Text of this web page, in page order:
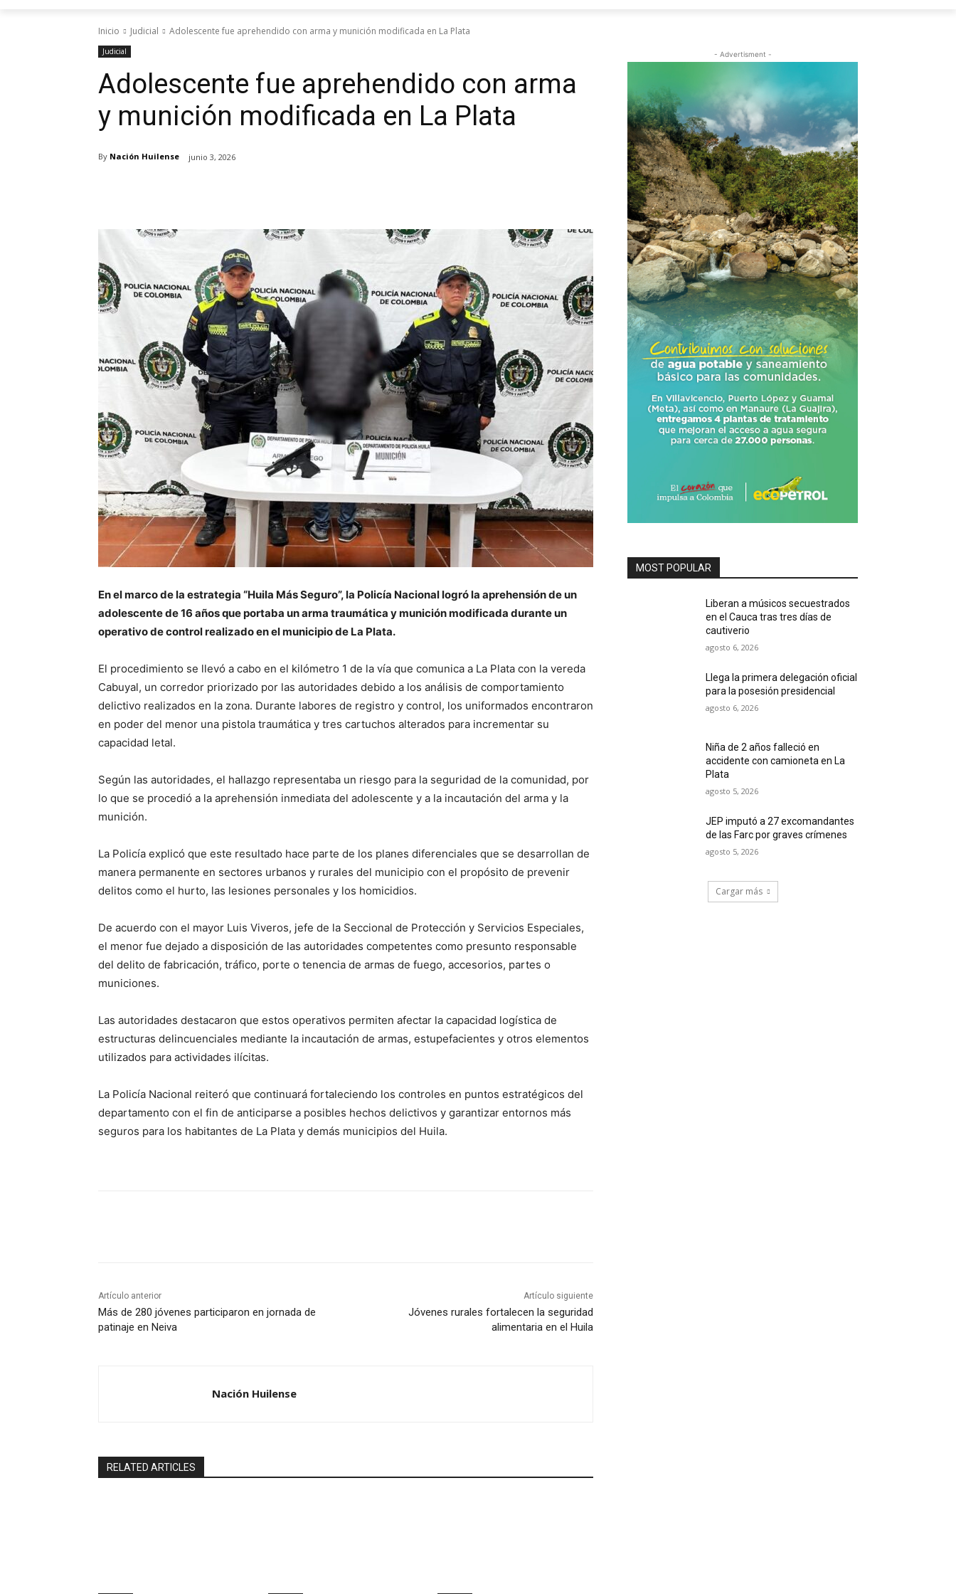
Inicio Judicial Adolescente fue aprehendido con arma y munición modificada en La Plata
Judicial
Adolescente fue aprehendido con arma
y munición modificada en La Plata
By Nación Huilense junio 3, 2026
En el marco de la estrategia “Huila Más Seguro”, la Policía Nacional logró la aprehensión de un
adolescente de 16 años que portaba un arma traumática y munición modificada durante un
operativo de control realizado en el municipio de La Plata.
El procedimiento se llevó a cabo en el kilómetro 1 de la vía que comunica a La Plata con la vereda
Cabuyal, un corredor priorizado por las autoridades debido a los análisis de comportamiento
delictivo realizados en la zona. Durante labores de registro y control, los uniformados encontraron
en poder del menor una pistola traumática y tres cartuchos alterados para incrementar su
capacidad letal.
Según las autoridades, el hallazgo representaba un riesgo para la seguridad de la comunidad, por
lo que se procedió a la aprehensión inmediata del adolescente y a la incautación del arma y la
munición.
La Policía explicó que este resultado hace parte de los planes diferenciales que se desarrollan de
manera permanente en sectores urbanos y rurales del municipio con el propósito de prevenir
delitos como el hurto, las lesiones personales y los homicidios.
De acuerdo con el mayor Luis Viveros, jefe de la Seccional de Protección y Servicios Especiales,
el menor fue dejado a disposición de las autoridades competentes como presunto responsable
del delito de fabricación, tráfico, porte o tenencia de armas de fuego, accesorios, partes o
municiones.
Las autoridades destacaron que estos operativos permiten afectar la capacidad logística de
estructuras delincuenciales mediante la incautación de armas, estupefacientes y otros elementos
utilizados para actividades ilícitas.
La Policía Nacional reiteró que continuará fortaleciendo los controles en puntos estratégicos del
departamento con el fin de anticiparse a posibles hechos delictivos y garantizar entornos más
seguros para los habitantes de La Plata y demás municipios del Huila.
Artículo anterior
Más de 280 jóvenes participaron en jornada de
patinaje en Neiva
Artículo siguiente
Jóvenes rurales fortalecen la seguridad
alimentaria en el Huila
Nación Huilense
RELATED ARTICLES
- Advertisment -
MOST POPULAR
Liberan a músicos secuestrados
en el Cauca tras tres días de
cautiverio
agosto 6, 2026
Llega la primera delegación oficial
para la posesión presidencial
agosto 6, 2026
Niña de 2 años falleció en
accidente con camioneta en La
Plata
agosto 5, 2026
JEP imputó a 27 excomandantes
de las Farc por graves crímenes
agosto 5, 2026
Cargar más